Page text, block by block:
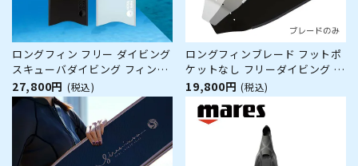
ロングフィン フリー ダイビング
スキューバダイビング フィンポ
ケット付き グラスファイバー製
【kanani - Superdive 】 Hele i
Waho(ヘレイワホ)
27,800円 (税込)
ロングフィンブレード フットポ
ケットなし フリーダイビング ス
キューバダイビング グラスファ
イバー製 【kanani - Superdive
】 Hele i Waho(ヘレイワホ)
19,800円 (税込)